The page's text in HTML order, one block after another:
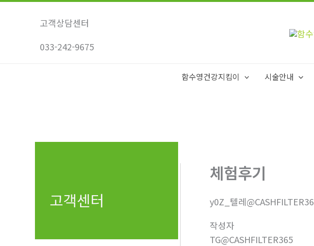
콘
고객상담센터
033-242-9675
함수영건강지킴이 시술안내
고객센터
체험후기
y0Z_텔레
작성자
TG@CASHFILTER365